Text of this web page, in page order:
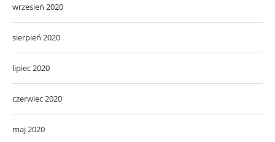
wrzesień 2020
sierpień 2020
lipiec 2020
czerwiec 2020
maj 2020